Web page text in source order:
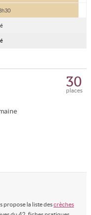
places
30
propose la liste descrèches